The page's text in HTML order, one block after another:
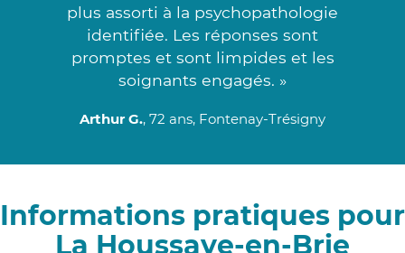
plus assorti à la psychopathologie
identifiée. Les réponses sont
promptes et sont limpides et les
soignants engagés. »
Arthur G., 72 ans, Fontenay-Trésigny
Informations pratiques pour
La Houssaye-en-Brie